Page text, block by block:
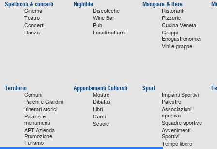
Spettacoli & concerti
Cinema
Teatro
Concerti
Danza
Nightlife
Discoteche
Wine Bar
Pub
Locali notturni
Mangiare & Bere
Ristoranti
Pizzerie
Cucina Veneta
Gruppi
Enogastronomici
Vini e grappe
Territorio
Comuni
Parchi e Giardini
Itinerari storici
Palazzi e
monumenti
APT Azienda
Promozione
Turismo
Appuntamenti Culturali
Mostre
Dibattiti
Libri
Corsi
Scuole
Sport
Impianti Sportivi
Palestre
Associazioni
sportive
Squadre sportive
Avvenimenti
Sportivi
Tempo libero